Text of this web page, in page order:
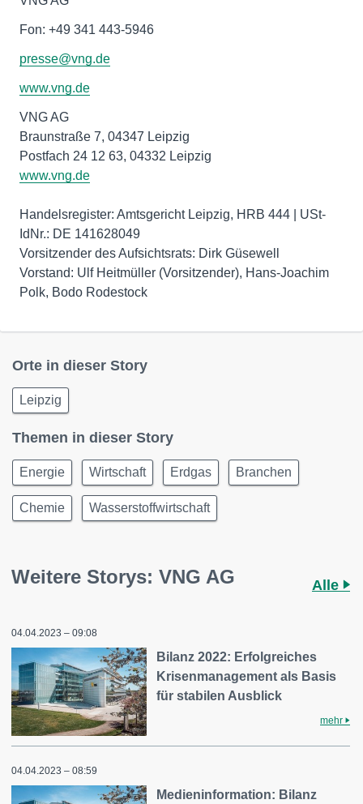
Fon: +49 341 443-5946
presse@vng.de
www.vng.de
VNG AG
Braunstraße 7, 04347 Leipzig
www.vng.de
Handelsregister: Amtsgericht Leipzig, HRB 444 | USt-
IdNr.: DE 141628049
Vorsitzender des Aufsichtsrats: Dirk Güsewell
Vorstand: Ulf Heitmüller (Vorsitzender), Hans-Joachim
Polk, Bodo Rodestock
Orte in dieser Story
Leipzig
Themen in dieser Story
Energie Wirtschaft Erdgas Branchen
Chemie Wasserstoffwirtschaft
Weitere Storys: VNG AG Alle
04.04.2023 – 09:08
Bilanz 2022: Erfolgreiches
Krisenmanagement als Basis
für stabilen Ausblick
mehr
04.04.2023 – 08:59
Medieninformation: Bilanz